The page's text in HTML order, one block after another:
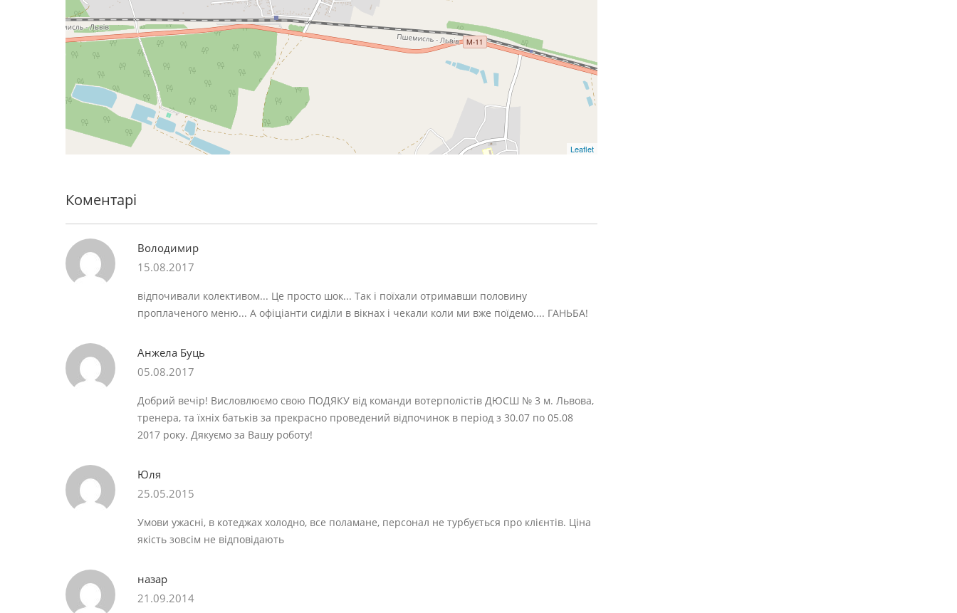
Leaflet
Коментарі
Володимир
15.08.2017
відпочивали колективом... Це просто шок... Так і поїхали отримавши половину
проплаченого меню... А офіціанти сиділи в вікнах і чекали коли ми вже поїдемо.... ГАНЬБА!
Анжела Буць
05.08.2017
Добрий вечір! Висловлюємо свою ПОДЯКУ від команди вотерполістів ДЮСШ № 3 м. Львова,
тренера, та їхніх батьків за прекрасно проведений відпочинок в період з 30.07 по 05.08
2017 року. Дякуємо за Вашу роботу!
Юля
25.05.2015
Умови ужасні, в котеджах холодно, все поламане, персонал не турбується про клієнтів. Ціна
якість зовсім не відповідають
назар
21.09.2014